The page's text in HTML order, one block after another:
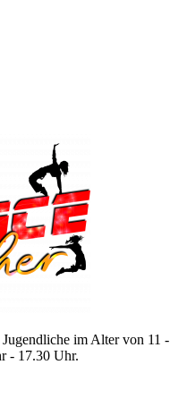
im Alter von
- 17.30 Uhr.